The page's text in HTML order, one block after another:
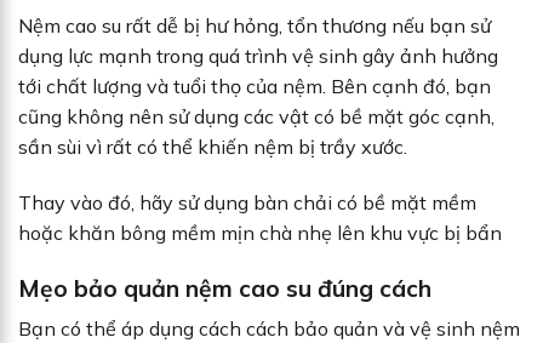
Nệm cao su rất dễ bị hư hỏng, tổn thương nếu bạn sử
dụng lực mạnh trong quá trình vệ sinh gây ảnh hưởng
tới chất lượng và tuổi thọ của nệm. Bên cạnh đó, bạn
cũng không nên sử dụng các vật có bề mặt góc cạnh,
sần sùi vì rất có thể khiến nệm bị trầy xước.
Thay vào đó, hãy sử dụng bàn chải có bề mặt mềm
hoặc khăn bông mềm mịn chà nhẹ lên khu vực bị bẩn
Mẹo bảo quản nệm cao su đúng cách
Bạn có thể áp dụng cách cách bảo quản và vệ sinh nệm